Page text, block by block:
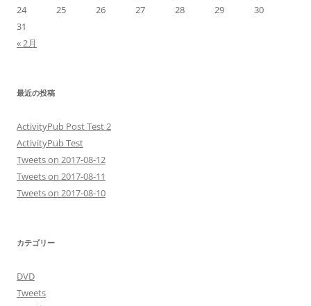
24
25 26 27 28 29
30
31
« 2月
最近の投稿
ActivityPub Post Test 2
ActivityPub Test
Tweets on 2017-08-12
Tweets on 2017-08-11
Tweets on 2017-08-10
カテゴリー
DVD
Tweets